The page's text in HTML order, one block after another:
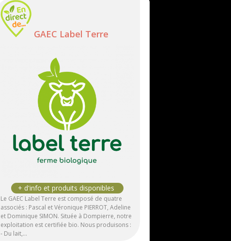
GAEC Label Terre
Le GAEC Label Terre est composé de quatre
associés : Pascal et Véronique PIERROT, Adeline
et Dominique SIMON. Située à Dompierre, notre
exploitation est certifiée bio. Nous produisons :
- Du lait,…